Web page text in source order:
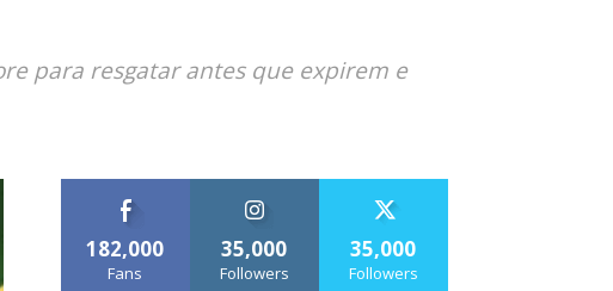
para resgatar antes que expirem e
182,000
Fans
35,000
Followers
35,000
Followers